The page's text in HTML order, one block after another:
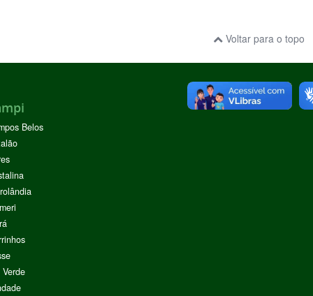
Voltar para o topo
Belos